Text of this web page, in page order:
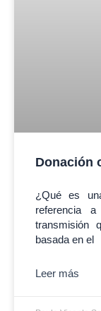
Donación
¿Qué es
referencia
transmisión
basada en el
Leer más